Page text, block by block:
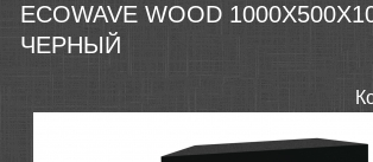
ECOWAVE WOOD
ЧЕРНЫЙ